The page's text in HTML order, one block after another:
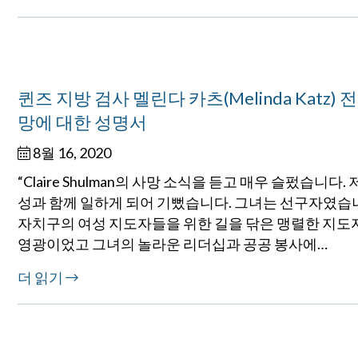
퀸즈 지방 검사 멜린다 카츠(Melinda Katz)
망에 대한 성명서
8월 16, 2020
“Claire Shulman의 사망 소식을 듣고 매우 슬펐습니다
성과 함께 일하게 되어 기뻤습니다. 그녀는 선구자였
자치구의 여성 지도자들을 위한 길을 닦은 맹렬한 지
영광이었고 그녀의 놀라운 리더십과 공공 봉사에…
더 읽기